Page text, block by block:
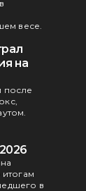
весе.
на
после
в